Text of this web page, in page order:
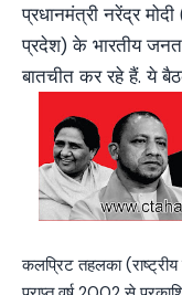
प्रधानमंत्री नरेंद्र
प्रदेश) के भारतीय
बातचीत कर रहे हैं. ये
कलप्रिट तहलका (राष्ट्रीय